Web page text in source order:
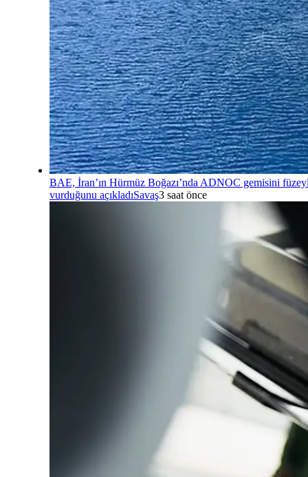
BAE, İran’ın Hürmüz Boğazı’nda ADNOC gemisini
vurduğunu açıkladıSavaş3 saat önce